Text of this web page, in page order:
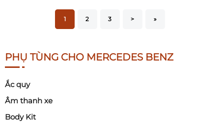
1 2 3 > »
PHỤ TÙNG CHO MERCEDES BENZ
Ắc quy
Âm thanh xe
Body Kit